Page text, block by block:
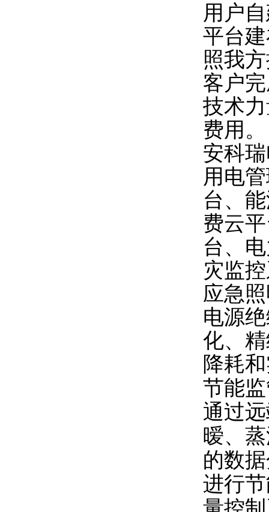
用户
平台
照我
客户
技术
费用。
安科
用电
台、
费云
台、
灾监
应急
电源
化、
降耗
节能
通过
暧、
的数
进行